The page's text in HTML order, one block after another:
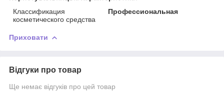
Классификация
косметического средства
Профессиональная
Приховати
Відгуки про товар
Ще немає відгуків про цей товар